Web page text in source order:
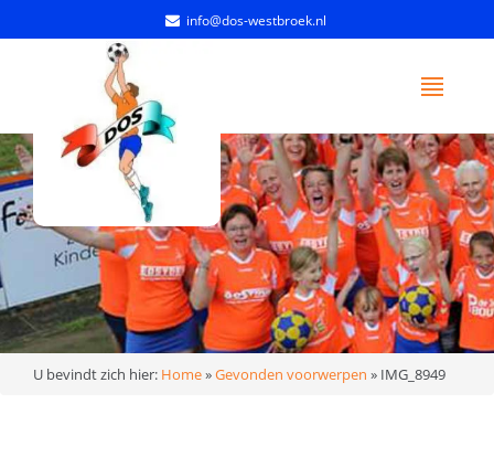
info@dos-westbroek.nl
U bevindt zich hier: Home»Gevonden voorwerpen » IMG_8949